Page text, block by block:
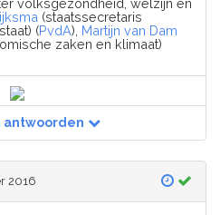
volksgezondheid, welzijn en
(staatssecretaris
(PvdA), Martijn van Dam
zaken en klimaat)
antwoorden
2016